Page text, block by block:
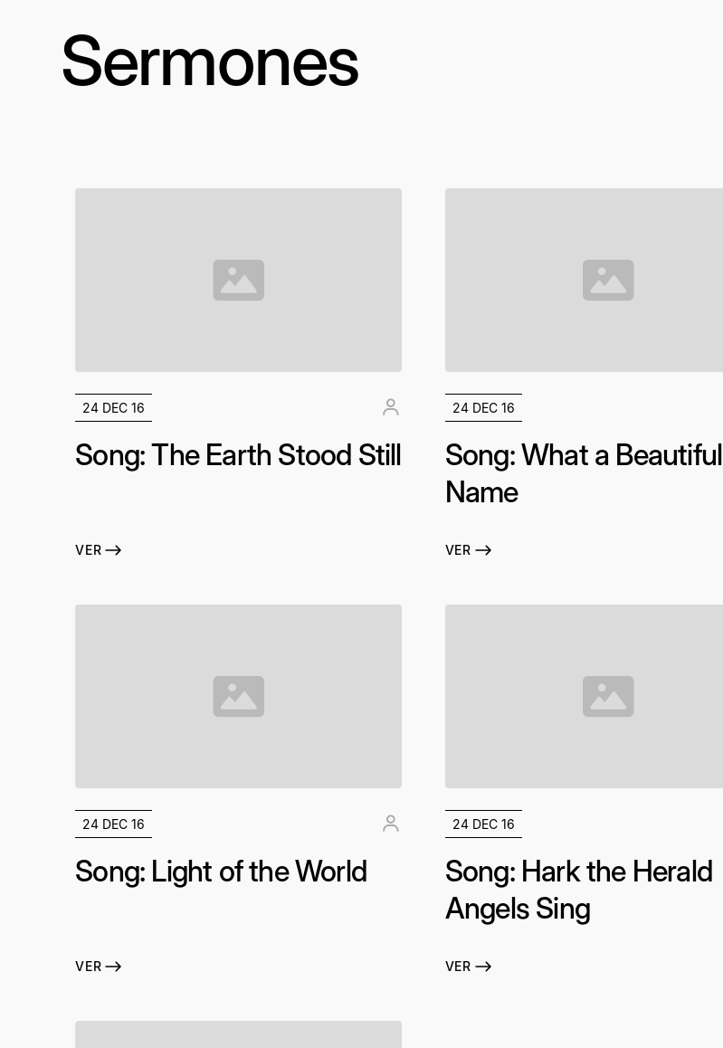
Sermones
24 DEC 16
Song: The Earth Stood Still
VER
24 DEC 16
Song: What a Beautiful
Name
VER
24 DEC 16
Song: Light of the World
VER
24 DEC 16
Song: Hark the Herald
Angels Sing
VER